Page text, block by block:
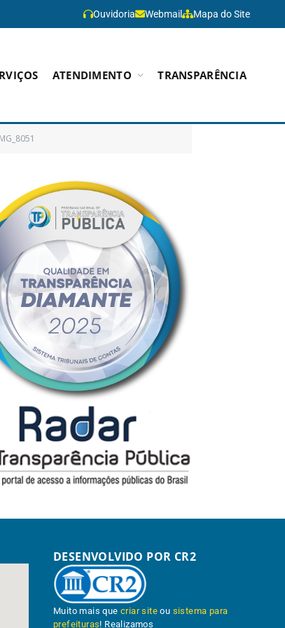
Ouvidoria Webmail Mapa do Site
ATENDIMENTO TRANSPARÊNCIA
DESENVOLVIDO POR CR2
Muito mais quecriar site ou sistema para
prefeituras! Realizamos